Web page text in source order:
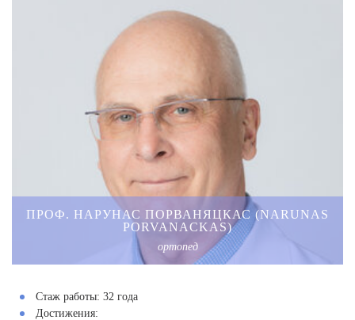
ПРОФ. НАРУНАС ПОРВАНЯЦКАС (NARUNAS
PORVANACKAS)
ортопед
Стаж работы: 32 года
Достижения: